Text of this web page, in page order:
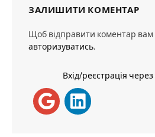
ЗАЛИШИТИ КОМЕНТАР
Щоб відправити коментар вам
авторизуватись.
Вхід/реєстрація